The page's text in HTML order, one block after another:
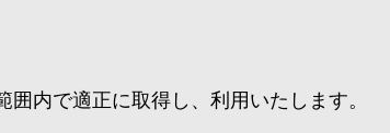
内で適正に取得し、利用いたします。